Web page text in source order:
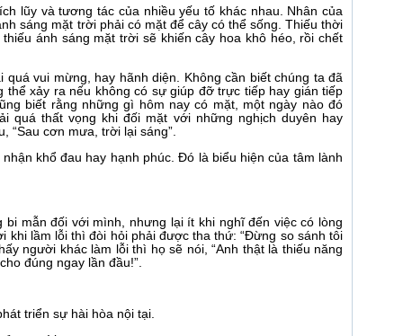
lũy và tương tác của nhiều yếu tố khác nhau. Nhân của
sáng mặt trời phải có mặt để cây có thể sống. Thiếu thời
ánh sáng mặt trời sẽ khiến cây hoa khô héo, rồi chết
vui mừng, hay hãnh diện. Không cần biết chúng ta đã
xảy ra nếu không có sự giúp đỡ trực tiếp hay gián tiếp
biết rằng những gì hôm nay có mặt, một ngày nào đó
quá thất vọng khi đối mặt với những nghịch duyên hay
“Sau cơn mưa, trời lại sáng”.
khổ đau hay hạnh phúc. Đó là biểu hiện của tâm lành
mẫn đối với mình, nhưng lại ít khi nghĩ đến việc có lòng
khi lầm lỗi thì đòi hỏi phải được tha thứ: “Đừng so sánh tôi
người khác làm lỗi thì họ sẽ nói, “Anh thật là thiếu năng
đúng ngay lần đầu!”.
triển sự hài hòa nội tại.